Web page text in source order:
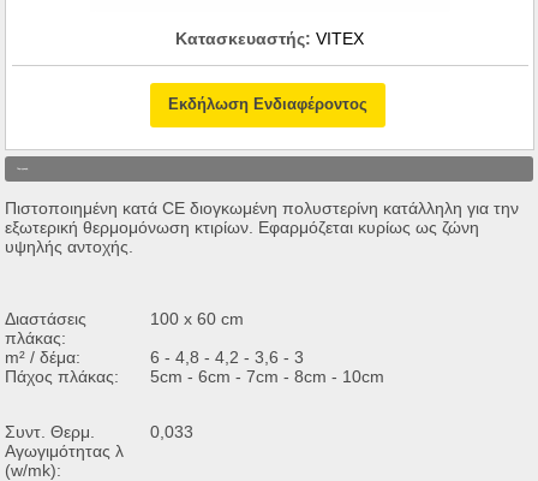
Κατασκευαστής: VITEX
Εκδήλωση Ενδιαφέροντος
Πιστοποιημένη κατά CE διογκωμένη πολυστερίνη κατάλληλη για την
εξωτερική θερμομόνωση κτιρίων. Εφαρμόζεται κυρίως ως ζώνη
υψηλής αντοχής.
Διαστάσεις
πλάκας:
100 x 60 cm
m² / δέμα:
6 - 4,8 - 4,2 - 3,6 - 3
Πάχος πλάκας:
5cm - 6cm - 7cm - 8cm - 10cm
Συντ. Θερμ.
Αγωγιμότητας λ
(w/mk):
0,033